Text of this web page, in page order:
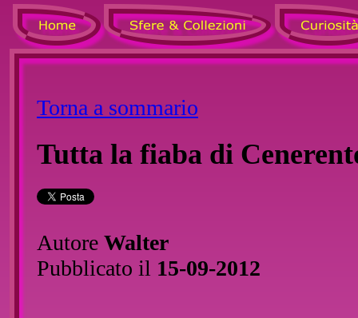
Torna a sommario
Tutta la fiaba di
Autore Walter
Pubblicato il 15-09-2012